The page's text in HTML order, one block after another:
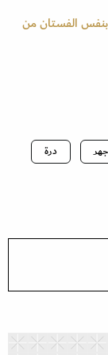
الفستان من
درة